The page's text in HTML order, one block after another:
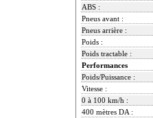
ABS :
Pneus avant :
Pneus arrière :
Poids :
Poids tractable :
Performances
Poids/Puissance :
Vitesse :
0 à 100 km/h :
400 mètres DA :